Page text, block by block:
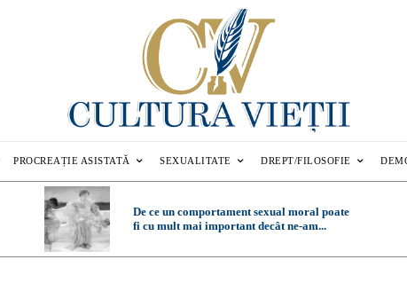
PROCREAȚIE ASISTATĂ SEXUALITATE DREPT/FILOSOFIE
De ce un comportament sexual moral poate
fi cu mult mai important decât ne-am...